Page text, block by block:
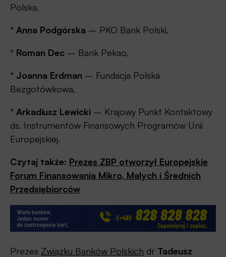
Polska,
* Anna Podgórska – PKO Bank Polski,
* Roman Dec – Bank Pekao,
* Joanna Erdman – Fundacja Polska
Bezgotówkowa,
* Arkadiusz Lewicki – Krajowy Punkt Kontaktowy
ds. Instrumentów Finansowych Programów Unii
Europejskiej.
Czytaj także: Prezes ZBP otworzył Europejskie
Forum Finansowania Mikro, Małych i Średnich
Przedsiębiorców
Prezes Związku Banków Polskich dr Tadeusz